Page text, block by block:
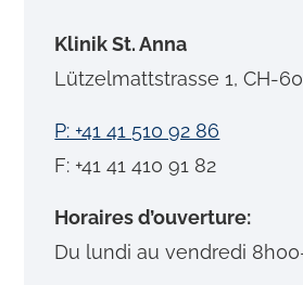
Klinik St. Anna
Lützelmattstrasse 1, CH-
P: +41 41 510 92 86
F: +41 41 410 91 82
Horaires d’ouverture:
Du lundi au vendredi